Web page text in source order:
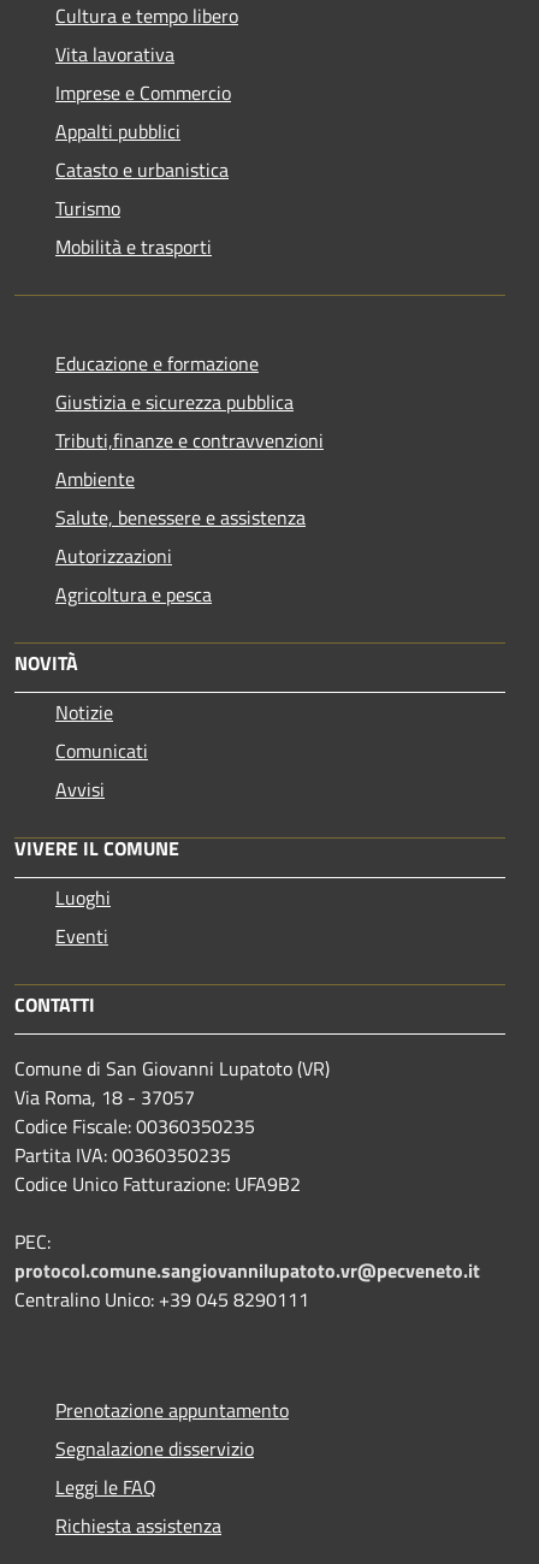
Cultura e tempo libero
Vita lavorativa
Imprese e Commercio
Appalti pubblici
Catasto e urbanistica
Turismo
Mobilità e trasporti
Educazione e formazione
Giustizia e sicurezza pubblica
Tributi,finanze e contravvenzioni
Ambiente
Salute, benessere e assistenza
Autorizzazioni
Agricoltura e pesca
NOVITÀ
Notizie
Comunicati
Avvisi
VIVERE IL COMUNE
Luoghi
Eventi
CONTATTI
Comune di San Giovanni Lupatoto (VR)
Via Roma, 18 - 37057
Codice Fiscale: 00360350235
Partita IVA: 00360350235
Codice Unico Fatturazione: UFA9B2
PEC:
protocol.comune.sangiovannilupatoto.vr@pecveneto.it
Centralino Unico: +39 045 8290111
Prenotazione appuntamento
Segnalazione disservizio
Leggi le FAQ
Richiesta assistenza